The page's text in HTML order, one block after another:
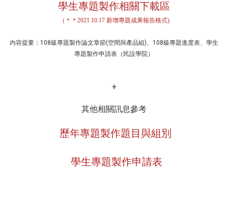
​ 學生專題製作相關下載區
（＊＊ 2021.10.17 新增專題成果報告格式)
內容提要：108級專題製作論文章節(空間與產品組)、108級專題進度表、學生
專題製作申請表（民設學院）
+
其他相關訊息參考
歷年專題製作題目與組別
學生專題製作申請表